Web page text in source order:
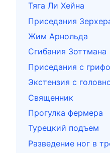
Тяга Ли Хейна
Приседания
Жим Арнольда
Сгибания Зоттмана
Приседания с
Экстензия с
Священник
Прогулка фермера
Турецкий подъем
Разведение ног в